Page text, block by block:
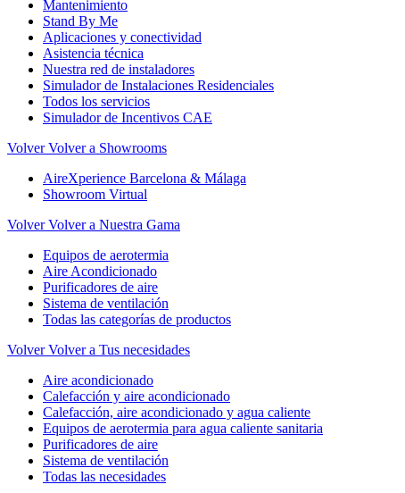
Mantenimiento
Stand By Me
Aplicaciones y conectividad
Asistencia técnica
Nuestra red de instaladores
Simulador de Instalaciones Residenciales
Todos los servicios
Simulador de Incentivos CAE
Volver Volver a Showrooms
AireXperience Barcelona & Málaga
Showroom Virtual
Volver Volver a Nuestra Gama
Equipos de aerotermia
Aire Acondicionado
Purificadores de aire
Sistema de ventilación
Todas las categorías de productos
Volver Volver a Tus necesidades
Aire acondicionado
Calefacción y aire acondicionado
Calefacción, aire acondicionado y agua caliente
Equipos de aerotermia para agua caliente sanitaria
Purificadores de aire
Sistema de ventilación
Todas las necesidades